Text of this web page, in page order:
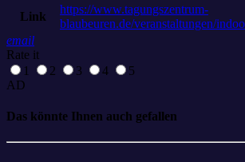
Link
https://www.tagungszentrum-
blaubeuren.de/veranstaltungen/
email
Rate it
1
2 3 4
5
AD
Das könnte Ihnen auch gefallen